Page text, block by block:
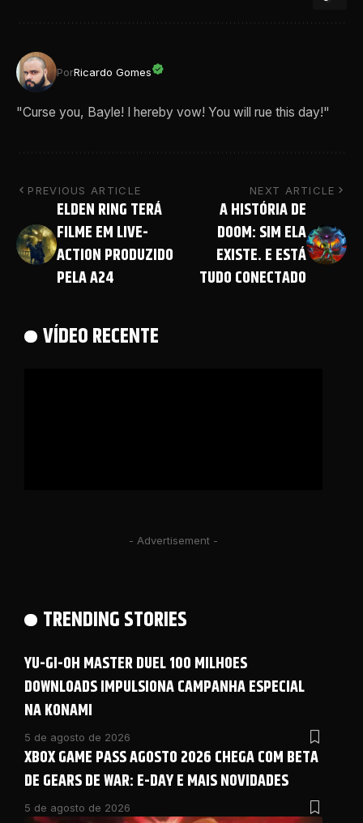
PorRicardo Gomes
"Curse you, Bayle! I hereby vow! You will rue this day!"
PREVIOUS ARTICLE
ELDEN RING TERÁ
FILME EM LIVE-
ACTION PRODUZIDO
PELA A24
NEXT ARTICLE
A HISTÓRIA DE
DOOM: SIM ELA
EXISTE. E ESTÁ
TUDO CONECTADO
VÍDEO RECENTE
- Advertisement -
TRENDING STORIES
YU-GI-OH MASTER DUEL 100 MILHOES
DOWNLOADS IMPULSIONA CAMPANHA ESPECIAL
NA KONAMI
5 de agosto de 2026
XBOX GAME PASS AGOSTO 2026 CHEGA COM BETA
DE GEARS DE WAR: E-DAY E MAIS NOVIDADES
5 de agosto de 2026